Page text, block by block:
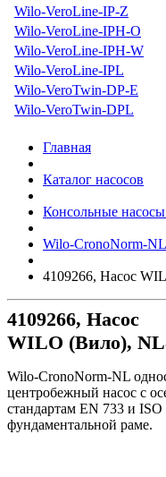
Wilo-VeroLine-IP-Z
Wilo-VeroLine-IPH-O
Wilo-VeroLine-IPH-W
Wilo-VeroLine-IPL
Wilo-VeroTwin-DP-E
Wilo-VeroTwin-DPL
Главная
Каталог насосов
Консольные
Wilo-CronoNorm-NL
4109266, Насос
4109266, Насос
WILO (Вило),
Wilo-CronoNorm-NL
центробежный насос с
стандартам EN 733 и
фундаментальной раме.